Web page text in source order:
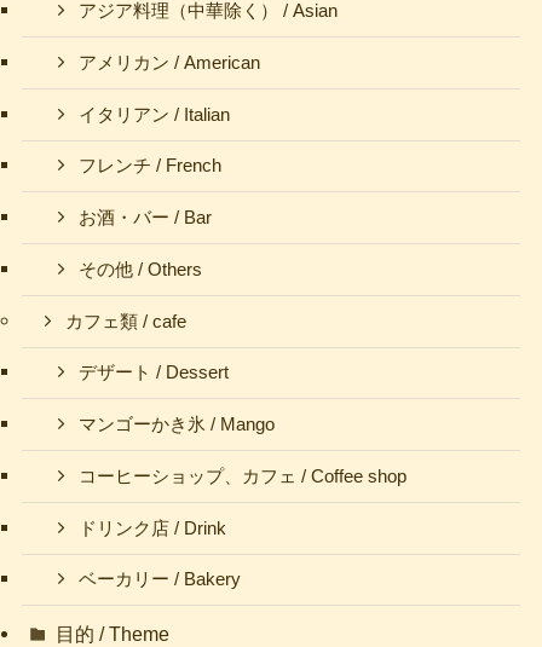
アジア料理（中華除く） / Asian
アメリカン / American
イタリアン / Italian
フレンチ / French
お酒・バー / Bar
その他 / Others
カフェ類 / cafe
デザート / Dessert
マンゴーかき氷 / Mango
コーヒーショップ、カフェ / Coffee shop
ドリンク店 / Drink
ベーカリー / Bakery
目的 / Theme